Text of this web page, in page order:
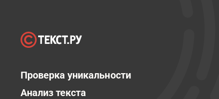
Проверка уникальности
Анализ текста